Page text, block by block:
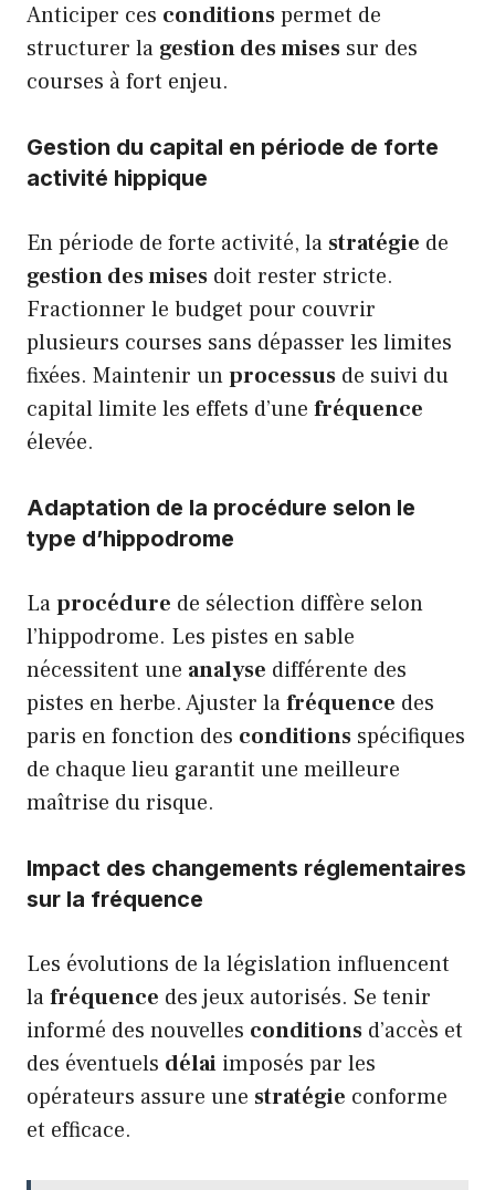
Anticiper ces conditionspermet de
structurer la gestion des mises sur des
courses à fort enjeu.
Gestion du capital en période de forte
activité hippique
En période de forte activité, la stratégie de
gestion des mises doit rester stricte.
Fractionner le budget pour couvrir
plusieurs courses sans dépasser les limites
fixées. Maintenir unprocessus de suivi du
capital limite les effets d’une fréquence
élevée.
Adaptation de la procédure selon le
type d’hippodrome
Laprocédure de sélection diffère selon
l’hippodrome. Les pistes en sable
nécessitent une analyse différente des
pistes en herbe. Ajuster lafréquence des
paris en fonction des conditions spécifiques
de chaque lieu garantit une meilleure
maîtrise du risque.
Impact des changements réglementaires
sur la fréquence
Les évolutions de la législation influencent
lafréquence des jeux autorisés. Se tenir
informé des nouvelles conditions d’accès et
des éventuels délai imposés par les
opérateurs assure une stratégie conforme
et efficace.